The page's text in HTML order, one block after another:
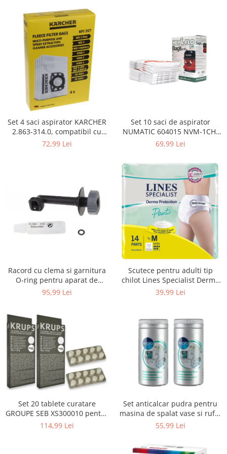
Decoratiuni
Gradinarit
Hobby-uri creative
Iluminat & Electrice
Jaluzele
Kit-uri automatizari porti si usi
Mobila dormitor
Mobila gradina & terasa
Mobila Living & Dining
Organizare si depozitare
Scule electrice si unelte
Silicon, spume si solutii tehnice
Sisteme Incalzire
Textile si covoare
Accesorii tablete
Laptopuri si Accesorii
Wearable & Gadgeturi
Electrocasnice & Climatizare
Accesorii si piese masini spalat
rufe si uscatoare
Accesorii si piese masini spalat
vase
Aparate Racire Aer
Aragaze si cuptoare cu microunde
Set 4 saci aspirator KARCHER
2.863-314.0, compatibil cu
WD, KWD, SE
72,99 Lei
Set 10 saci de aspirator
NUMATIC 604015 NVM-1CH,
9L
69,99 Lei
Racord cu clema si garnitura
O-ring pentru aparat de
spalat cu presiune, KARCHER
95,99 Lei
Scutece pentru adulti tip
chilot Lines Specialist Derma
Protection Extra, 7 picaturi,
39,99 Lei
Set 20 tablete curatare
GROUPE SEB XS300010 pentru
espressoare Krups (2x10
114,99 Lei
Set anticalcar pudra pentru
masina de spalat vase si rufe,
WPRO 484000008416, 2 x 250g
55,99 Lei